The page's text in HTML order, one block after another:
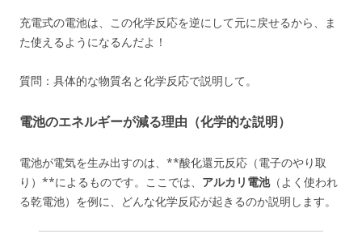
充電式の電池は、この化学反応を逆にして元に戻せるから、ま
た使えるようになるんだよ！
質問：具体的な物質名と化学反応で説明して。
電池のエネルギーが減る理由（化学的な説明）
電池が電気を生み出すのは、**酸化還元反応（電子のやり取
り）**によるものです。ここでは、 アルカリ電池（よく使われ
る乾電池）を例に、どんな化学反応が起きるのか説明します。